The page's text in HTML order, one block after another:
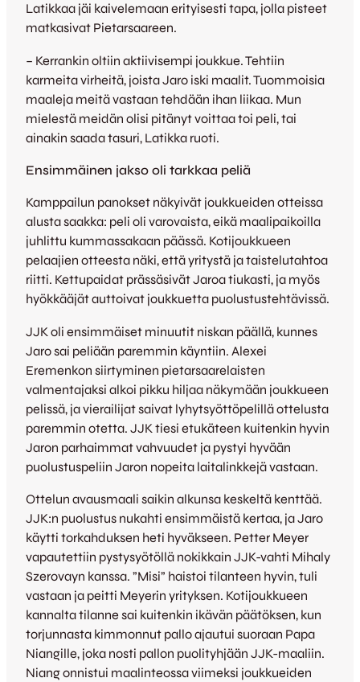
Latikkaa jäi kaivelemaan erityisesti tapa, jolla pisteet
matkasivat Pietarsaareen.
– Kerrankin oltiin aktiivisempi joukkue. Tehtiin
karmeita virheitä, joista Jaro iski maalit. Tuommoisia
maaleja meitä vastaan tehdään ihan liikaa. Mun
mielestä meidän olisi pitänyt voittaa toi peli, tai
ainakin saada tasuri, Latikka ruoti.
Ensimmäinen jakso oli tarkkaa peliä
Kamppailun panokset näkyivät joukkueiden otteissa
alusta saakka: peli oli varovaista, eikä maalipaikoilla
juhlittu kummassakaan päässä. Kotijoukkueen
pelaajien otteesta näki, että yritystä ja taistelutahtoa
riitti. Kettupaidat prässäsivät Jaroa tiukasti, ja myös
hyökkääjät auttoivat joukkuetta puolustustehtävissä.
JJK oli ensimmäiset minuutit niskan päällä, kunnes
Jaro sai peliään paremmin käyntiin. Alexei
Eremenkon siirtyminen pietarsaarelaisten
valmentajaksi alkoi pikku hiljaa näkymään joukkueen
pelissä, ja vierailijat saivat lyhytsyöttöpelillä ottelusta
paremmin otetta. JJK tiesi etukäteen kuitenkin hyvin
Jaron parhaimmat vahvuudet ja pystyi hyvään
puolustuspeliin Jaron nopeita laitalinkkejä vastaan.
Ottelun avausmaali saikin alkunsa keskeltä kenttää.
JJK:n puolustus nukahti ensimmäistä kertaa, ja Jaro
käytti torkahduksen heti hyväkseen. Petter Meyer
vapautettiin pystysyötöllä nokikkain JJK-vahti Mihaly
Szerovayn kanssa. ”Misi” haistoi tilanteen hyvin, tuli
vastaan ja peitti Meyerin yrityksen. Kotijoukkueen
kannalta tilanne sai kuitenkin ikävän päätöksen, kun
torjunnasta kimmonnut pallo ajautui suoraan Papa
Niangille, joka nosti pallon puolityhjään JJK-maaliin.
Niang onnistui maalinteossa viimeksi joukkueiden